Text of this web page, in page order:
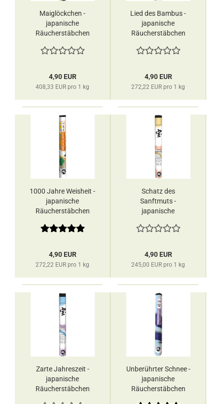
Maiglöckchen -
japanische
Räucherstäbchen
Monde
4,90 EUR
408,33 EUR pro 1 kg
Lied des Bambus -
japanische
Räucherstäbchen
Monde
4,90 EUR
272,22 EUR pro 1 kg
1000 Jahre Weisheit -
japanische
Räucherstäbchen
Monde
4,90 EUR
272,22 EUR pro 1 kg
Schatz des
Sanftmuts -
japanische
Les Encens du
4,90 EUR
245,00 EUR pro 1 kg
Zarte Jahreszeit -
japanische
Räucherstäbchen
Unberührter Schnee -
japanische
Räucherstäbchen